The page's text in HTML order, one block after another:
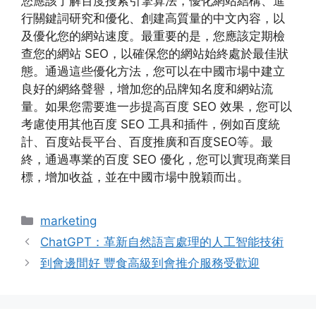
行關鍵詞研究和優化、創建高質量的中文內容，以
及優化您的網站速度。最重要的是，您應該定期檢
查您的網站 SEO，以確保您的網站始終處於最佳狀
態。通過這些優化方法，您可以在中國市場中建立
良好的網絡聲譽，增加您的品牌知名度和網站流
量。如果您需要進一步提高百度 SEO 效果，您可以
考慮使用其他百度 SEO 工具和插件，例如百度統
計、百度站長平台、百度推廣和百度SEO等。最
終，通過專業的百度 SEO 優化，您可以實現商業目
標，增加收益，並在中國市場中脫穎而出。
Categories
marketing
ChatGPT：革新自然語言處理的人工智能技術
到會邊間好 豐食高級到會推介服務受歡迎